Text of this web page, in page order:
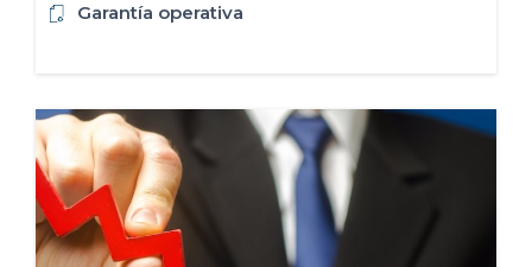
Garantía operativa